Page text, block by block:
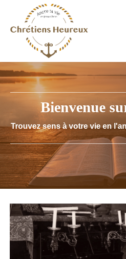
Bienvenue
Trouvez sens à votre vie en